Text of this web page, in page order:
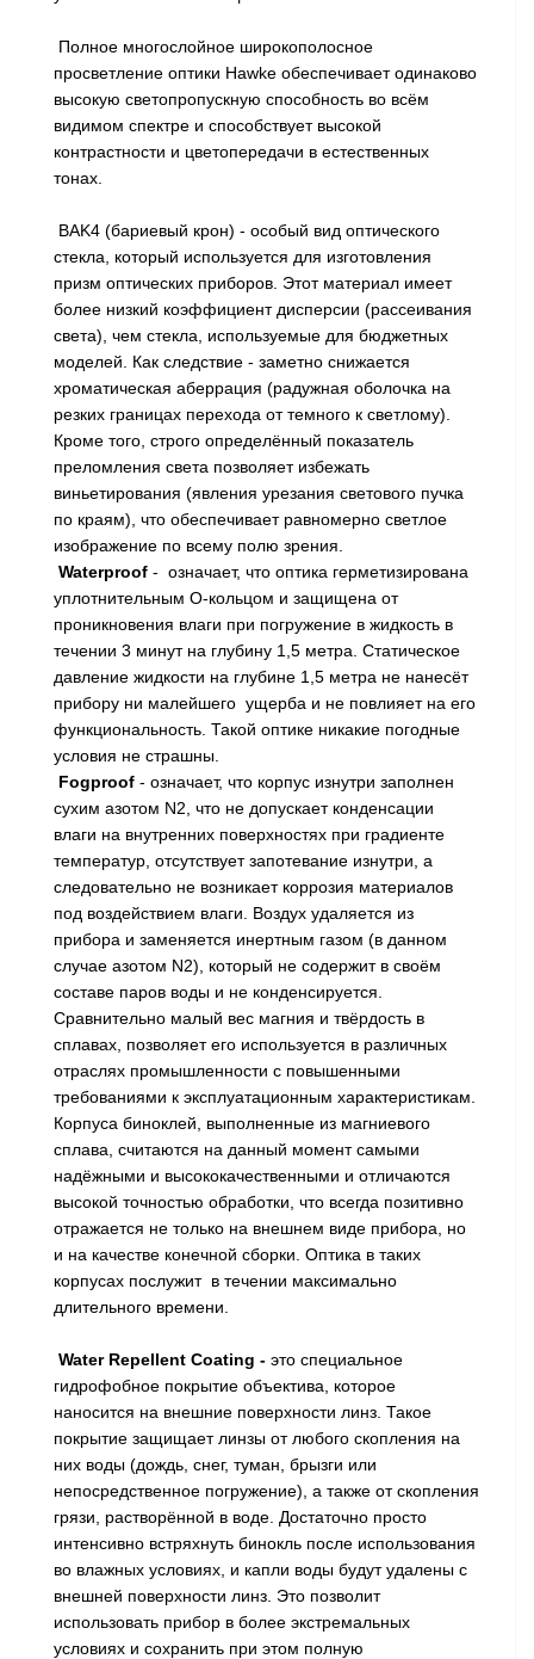
Полное многослойное широкополосное
просветление оптики Hawke обеспечивает одинаково
высокую светопропускную способность во всём
видимом спектре и способствует высокой
контрастности и цветопередачи в естественных
тонах.
BAK4 (бариевый крон) - особый вид оптического
стекла, который используется для изготовления
призм оптических приборов. Этот материал имеет
более низкий коэффициент дисперсии (рассеивания
света), чем стекла, используемые для бюджетных
моделей. Как следствие - заметно снижается
хроматическая аберрация (радужная оболочка на
резких границах перехода от темного к светлому).
Кроме того, строго определённый показатель
преломления света позволяет избежать
виньетирования (явления урезания светового пучка
по краям), что обеспечивает равномерно светлое
изображение по всему полю зрения.
Waterproof - означает, что оптика герметизирована
уплотнительным О-кольцом и защищена от
проникновения влаги при погружение в жидкость в
течении 3 минут на глубину 1,5 метра. Статическое
давление жидкости на глубине 1,5 метра не нанесёт
прибору ни малейшего ущерба и не повлияет на его
функциональность. Такой оптике никакие погодные
условия не страшны.
Fogproof - означает, что корпус изнутри заполнен
сухим азотом N2, что не допускает конденсации
влаги на внутренних поверхностях при градиенте
температур, отсутствует запотевание изнутри, а
следовательно не возникает коррозия материалов
под воздействием влаги. Воздух удаляется из
прибора и заменяется инертным газом (в данном
случае азотом N2), который не содержит в своём
составе паров воды и не конденсируется.
Сравнительно малый вес магния и твёрдость в
сплавах, позволяет его используется в различных
отраслях промышленности с повышенными
требованиями к эксплуатационным характеристикам.
Корпуса биноклей, выполненные из магниевого
сплава, считаются на данный момент самыми
надёжными и высококачественными и отличаются
высокой точностью обработки, что всегда позитивно
отражается не только на внешнем виде прибора, но
и на качестве конечной сборки. Оптика в таких
корпусах послужит в течении максимально
длительного времени.
Water Repellent Coating - это специальное
гидрофобное покрытие объектива, которое
наносится на внешние поверхности линз. Такое
покрытие защищает линзы от любого скопления на
них воды (дождь, снег, туман, брызги или
непосредственное погружение), а также от скопления
грязи, растворённой в воде. Достаточно просто
интенсивно встряхнуть бинокль после использования
во влажных условиях, и капли воды будут удалены с
внешней поверхности линз. Это позволит
использовать прибор в более экстремальных
условиях и сохранить при этом полную